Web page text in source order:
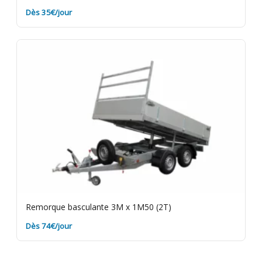
Dès 35€/jour
Remorque basculante 3M x 1M50 (2T)
Dès 74€/jour